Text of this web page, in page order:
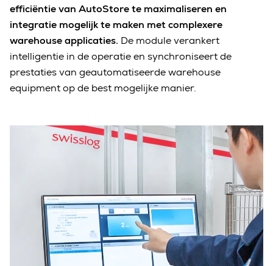
efficiëntie van AutoStore te maximaliseren en
integratie mogelijk te maken met complexere
warehouse applicaties. De module verankert
intelligentie in de operatie en synchroniseert de
prestaties van geautomatiseerde warehouse
equipment op de best mogelijke manier.